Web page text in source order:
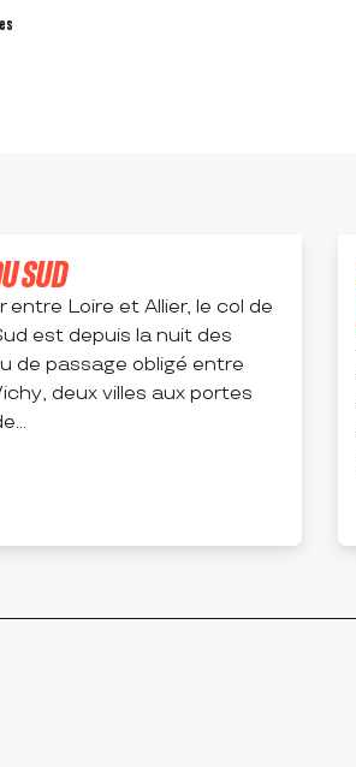
SUD
entre Loire et Allier, le col de
est depuis la nuit des
de passage obligé entre
deux villes aux portes